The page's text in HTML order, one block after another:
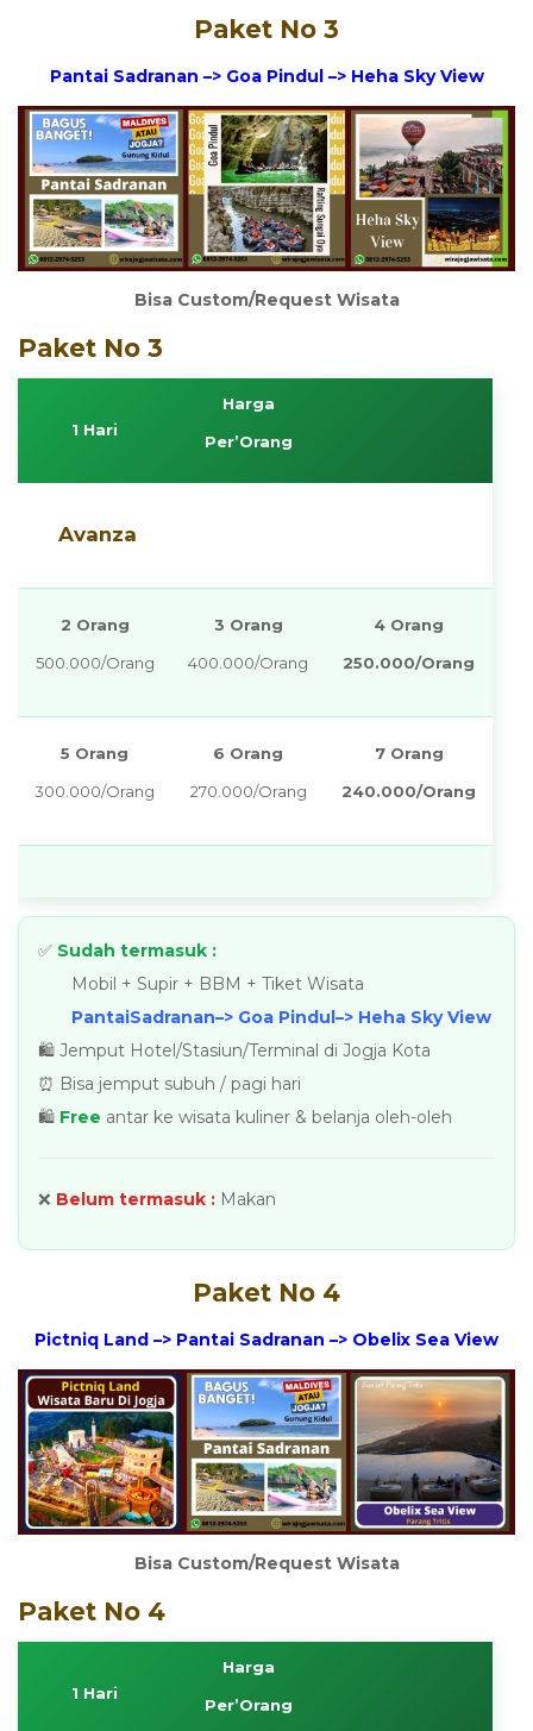
Paket No 3
Pantai Sadranan –> Goa Pindul –> Heha Sky View
Bisa Custom/Request Wisata
Paket No 3
1 Hari
Harga
Per’Orang
Avanza
2 Orang
500.000/Orang
3 Orang
400.000/Orang
4 Orang
250.000/Orang
5 Orang
300.000/Orang
6 Orang
270.000/Orang
7 Orang
240.000/Orang
✅ Sudah termasuk :
Mobil + Supir + BBM + Tiket Wisata
PantaiSadranan–> Goa Pindul–> Heha Sky View
🛍️ Jemput Hotel/Stasiun/Terminal di Jogja Kota
⏰ Bisa jemput subuh / pagi hari
🛍️ Free antar ke wisata kuliner & belanja oleh-oleh
❌ Belum termasuk : Makan
Paket No 4
Pictniq Land –> Pantai Sadranan –> Obelix Sea View
Bisa Custom/Request Wisata
Paket No 4
1 Hari
Harga
Per’Orang